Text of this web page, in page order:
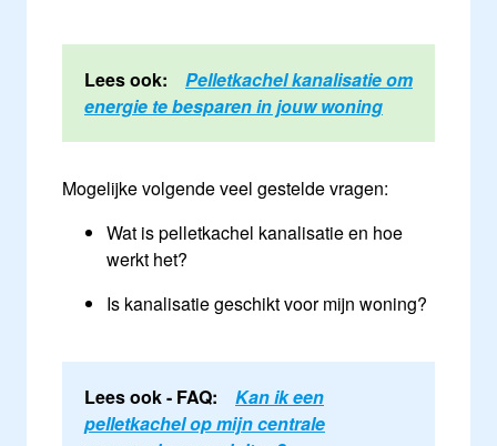
Lees ook: Pelletkachel kanalisatie om
energie te besparen in jouw woning
Mogelijke volgende veel gestelde vragen:
Wat is pelletkachel kanalisatie en hoe
werkt het?
Is kanalisatie geschikt voor mijn woning?
Lees ook - FAQ: Kan ik een
pelletkachel op mijn centrale